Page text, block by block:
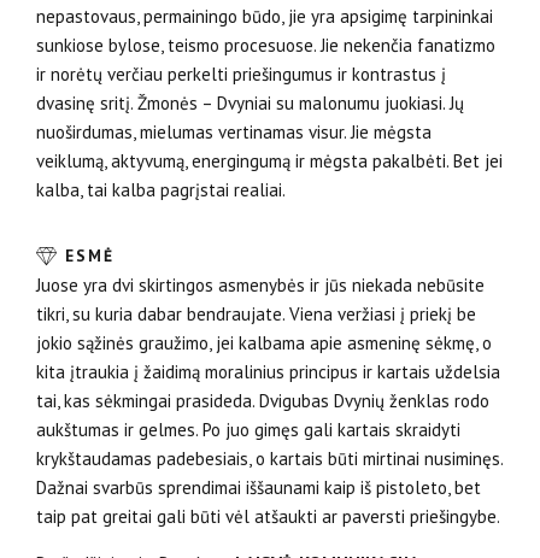
nepastovaus, permainingo būdo, jie yra apsigimę tarpininkai
sunkiose bylose, teismo procesuose. Jie nekenčia fanatizmo
ir norėtų verčiau perkelti priešingumus ir kontrastus į
dvasinę sritį. Žmonės – Dvyniai su malonumu juokiasi. Jų
nuošir­dumas, mielumas vertinamas visur. Jie mėgsta
veiklumą, aktyvumą, energingumą ir mėgsta pakalbėti. Bet jei
kalba, tai kalba pagrįstai realiai.
ESMĖ
Juose yra dvi skirtingos asmenybės ir jūs niekada nebūsite
tikri, su kuria dabar bendraujate. Viena veržiasi į priekį be
jokio sąžinės graužimo, jei kalbama apie asmeninę sėkmę, o
kita įtraukia į žaidimą moralinius principus ir kartais uždelsia
tai, kas sėkmingai prasideda. Dvigubas Dvynių ženklas rodo
aukštumas ir gelmes. Po juo gimęs gali kartais skraidyti
krykštaudamas padebesiais, o kartais būti mirtinai nusiminęs.
Dažnai svarbūs sprendimai iššaunami kaip iš pistoleto, bet
taip pat greitai gali būti vėl atšaukti ar paversti priešingybe.